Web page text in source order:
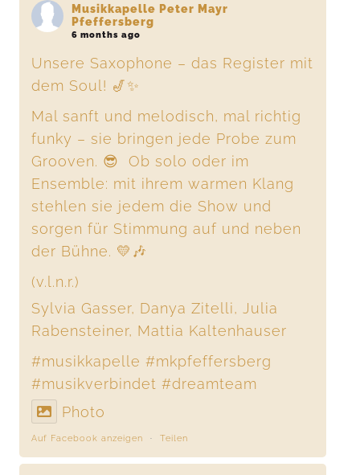
Musikkapelle Peter Mayr
Pfeffersberg
6 months ago
Unsere Saxophone – das Register mit
dem Soul! 🎷✨
Mal sanft und melodisch, mal richtig
funky – sie bringen jede Probe zum
Grooven. 😎 Ob solo oder im
Ensemble: mit ihrem warmen Klang
stehlen sie jedem die Show und
sorgen für Stimmung auf und neben
der Bühne. 💛🎶
(v.l.n.r.)
Sylvia Gasser, Danya Zitelli, Julia
Rabensteiner, Mattia Kaltenhauser
#musikkapelle #mkpfeffersberg
#musikverbindet #dreamteam
Photo
Auf Facebook anzeigen · Teilen